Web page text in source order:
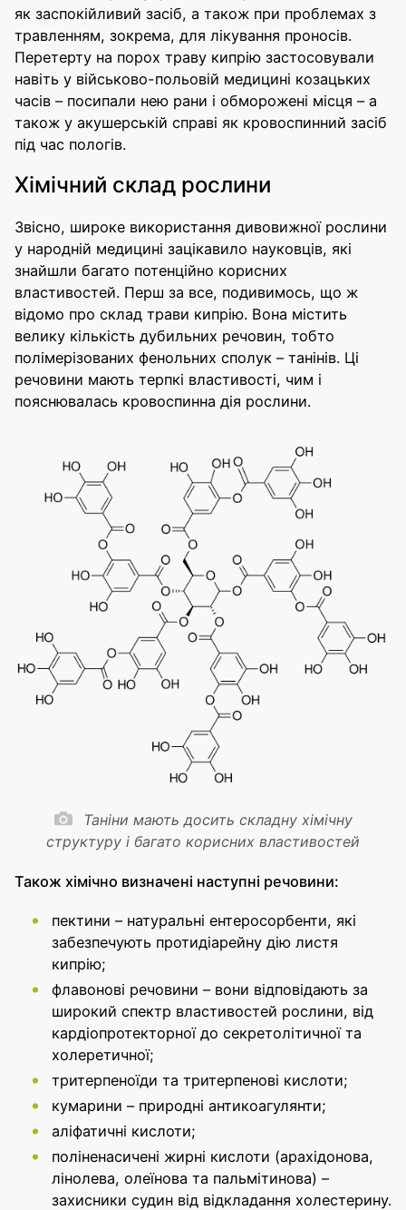
як заспокійливий засіб, а також при проблемах з
травленням, зокрема, для лікування проносів.
Перетерту на порох траву кипрію застосовували
навіть у військово-польовій медицині козацьких
часів – посипали нею рани і обморожені місця – а
також у акушерській справі як кровоспинний засіб
під час пологів.
Хімічний склад рослини
Звісно, широке використання дивовижної рослини
у народній медицині зацікавило науковців, які
знайшли багато потенційно корисних
властивостей. Перш за все, подивимось, що ж
відомо про склад трави кипрію. Вона містить
велику кількість дубильних речовин, тобто
полімерізованих фенольних сполук – танінів. Ці
речовини мають терпкі властивості, чим і
пояснювалась кровоспинна дія рослини.
Таніни мають досить складну хімічну
структуру і багато корисних властивостей
Також хімічно визначені наступні речовини:
пектини – натуральні ентеросорбенти, які
забезпечують протидіарейну дію листя
кипрію;
флавонові речовини – вони відповідають за
широкий спектр властивостей рослини, від
кардіопротекторної до секретолітичної та
холеретичної;
тритерпеноїди та тритерпенові кислоти;
кумарини – природні антикоагулянти;
аліфатичні кислоти;
поліненасичені жирні кислоти (арахідонова,
лінолева, олеїнова та пальмітинова) –
захисники судин від відкладання холестерину.